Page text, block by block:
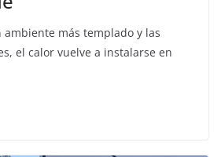
ambiente más templado y las
el calor vuelve a instalarse en